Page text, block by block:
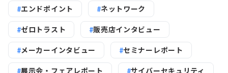
エンドポイント ネットワーク
ゼロトラスト 販売店インタビュー
メーカーインタビュー セミナーレポート
展示会・フェアレポート サイバーセキュリティ